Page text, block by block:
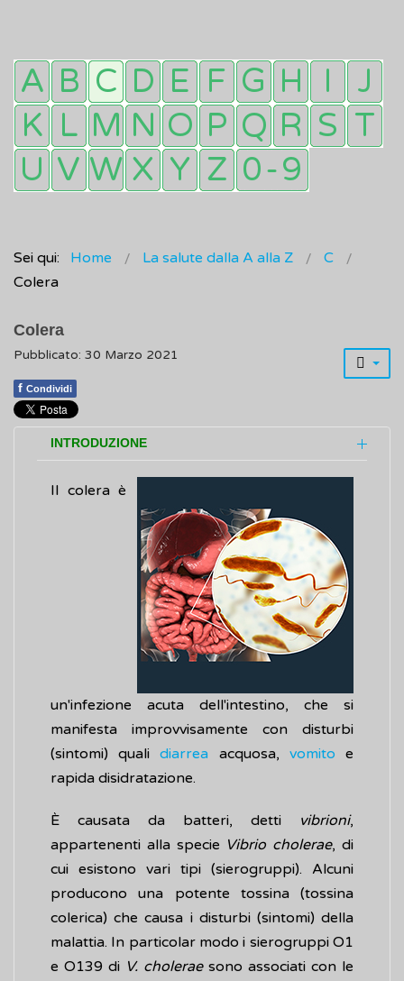
Sei qui: Home La salute dalla A alla Z
C
Colera
Colera
Pubblicato: 30 Marzo 2021
f Condividi
INTRODUZIONE
Il colera è
un'infezione acuta dell'intestino, che si
manifesta improvvisamente con disturbi
(sintomi) qualidiarrea acquosa, vomito e
rapida disidratazione.
È causata da batteri, detti vibrioni,
appartenenti alla specie Vibrio cholerae, di
cui esistono vari tipi (sierogruppi). Alcuni
producono una potente tossina (tossina
colerica) che causa i disturbi (sintomi) della
malattia. In particolar modo i sierogruppi O1
e O139 di V. choleraesono associati con le